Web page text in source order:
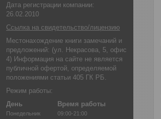
Дата регистрации компании:
26.02.2010
Ссылка на свидетельство/лицензию
Местонахождение книги замечаний и
предложений: (ул. Некрасова, 5, офис
4) Информация на сайте не является
публичной офертой, определяемой
положениями статьи 405 ГК РБ.
Режим работы:
День
Время работы
Понедельник
09:00-21:00